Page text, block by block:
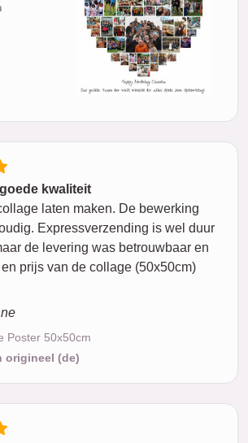
kwaliteit
laten maken. De bewerking
Expressverzending is wel duur
de levering was betrouwbaar en
prijs van de collage (50x50cm)
Poster 50x50cm
origineel (de)